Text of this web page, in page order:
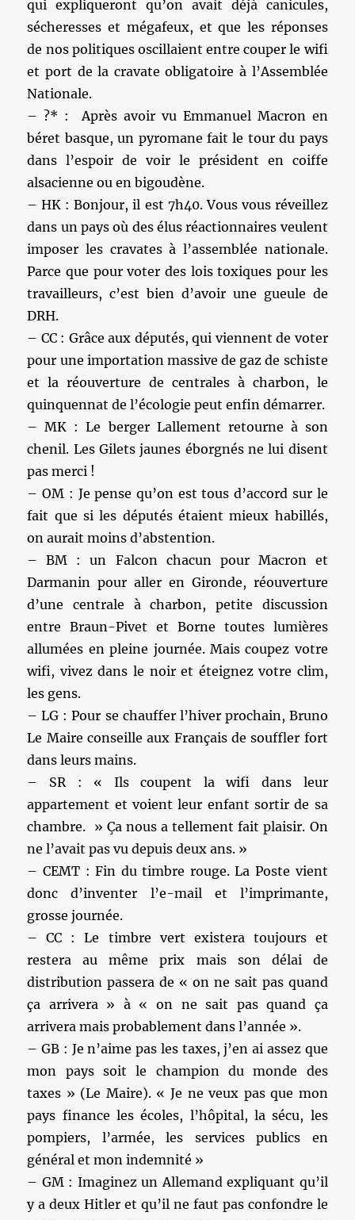
qui expliqueront qu’on avait déjà canicules,
sécheresses et mégafeux, et que les réponses
de nos politiques oscillaient entre couper le wifi
et port de la cravate obligatoire à l’Assemblée
Nationale.
– ?* : Après avoir vu Emmanuel Macron en
béret basque, un pyromane fait le tour du pays
dans l’espoir de voir le président en coiffe
alsacienne ou en bigoudène.
– HK : Bonjour, il est 7h40. Vous vous réveillez
dans un pays où des élus réactionnaires veulent
imposer les cravates à l’assemblée nationale.
Parce que pour voter des lois toxiques pour les
travailleurs, c’est bien d’avoir une gueule de
DRH.
– CC : Grâce aux députés, qui viennent de voter
pour une importation massive de gaz de schiste
et la réouverture de centrales à charbon, le
quinquennat de l’écologie peut enfin démarrer.
– MK : Le berger Lallement retourne à son
chenil. Les Gilets jaunes éborgnés ne lui disent
pas merci !
– OM : Je pense qu’on est tous d’accord sur le
fait que si les députés étaient mieux habillés,
on aurait moins d’abstention.
– BM : un Falcon chacun pour Macron et
Darmanin pour aller en Gironde, réouverture
d’une centrale à charbon, petite discussion
entre Braun-Pivet et Borne toutes lumières
allumées en pleine journée. Mais coupez votre
wifi, vivez dans le noir et éteignez votre clim,
les gens.
– LG : Pour se chauffer l’hiver prochain, Bruno
Le Maire conseille aux Français de souffler fort
dans leurs mains.
– SR : « Ils coupent la wifi dans leur
appartement et voient leur enfant sortir de sa
chambre. » Ça nous a tellement fait plaisir. On
ne l’avait pas vu depuis deux ans. »
– CEMT : Fin du timbre rouge. La Poste vient
donc d’inventer l’e-mail et l’imprimante,
grosse journée.
– CC : Le timbre vert existera toujours et
restera au même prix mais son délai de
distribution passera de « on ne sait pas quand
ça arrivera » à « on ne sait pas quand ça
arrivera mais probablement dans l’année ».
– GB : Je n’aime pas les taxes, j’en ai assez que
mon pays soit le champion du monde des
taxes » (Le Maire). « Je ne veux pas que mon
pays finance les écoles, l’hôpital, la sécu, les
pompiers, l’armée, les services publics en
général et mon indemnité »
– GM : Imaginez un Allemand expliquant qu’il
y a deux Hitler et qu’il ne faut pas confondre le